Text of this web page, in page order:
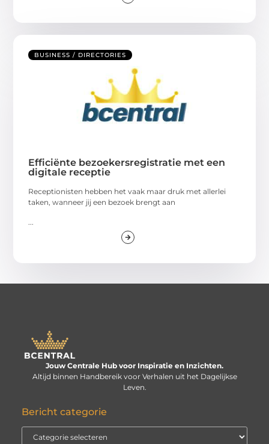
BUSINESS / DIRECTORIES
Efficiënte bezoekersregistratie met een
digitale receptie
Receptionisten hebben het vaak maar druk met allerlei
taken, wanneer jij een bezoek brengt aan
Jouw Centrale Hub voor Inspiratie en Inzichten.
Altijd binnen Handbereik voor Verhalen uit het Dagelijkse
Leven.
Bericht categorie